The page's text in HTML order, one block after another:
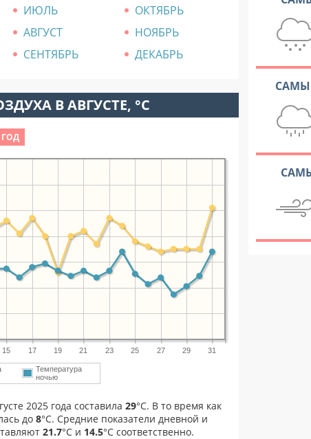
ИЮЛЬ
ОКТЯБРЬ
АВГУСТ
НОЯБРЬ
СЕНТЯБРЬ ДЕКАБРЬ
В АВГУСТЕ, °C
ГОД
15 17 19 21 23 25 27 29 31
Температура
ночью
2025 года составила 29°С. В то время как
до 8°C. Средние показатели дневной и
21.7°С и 14.5°С соответственно.